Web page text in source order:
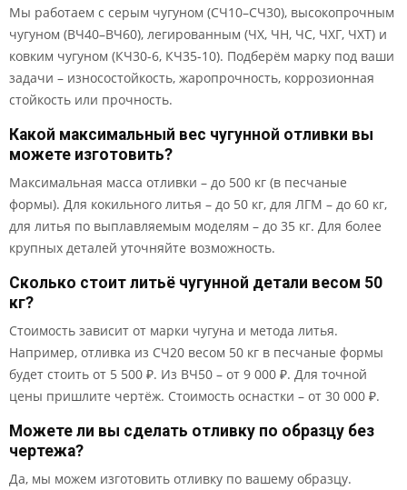
Мы работаем с серым чугуном (СЧ10–СЧ30), высокопрочным
чугуном (ВЧ40–ВЧ60), легированным (ЧХ, ЧН, ЧС, ЧХГ, ЧХТ) и
ковким чугуном (КЧ30-6, КЧ35-10). Подберём марку под ваши
задачи – износостойкость, жаропрочность, коррозионная
стойкость или прочность.
Какой максимальный вес чугунной отливки вы
можете изготовить?
Максимальная масса отливки – до 500 кг (в песчаные
формы). Для кокильного литья – до 50 кг, для ЛГМ – до 60 кг,
для литья по выплавляемым моделям – до 35 кг. Для более
крупных деталей уточняйте возможность.
Сколько стоит литьё чугунной детали весом 50
кг?
Стоимость зависит от марки чугуна и метода литья.
Например, отливка из СЧ20 весом 50 кг в песчаные формы
будет стоить от 5 500 ₽. Из ВЧ50 – от 9 000 ₽. Для точной
цены пришлите чертёж. Стоимость оснастки – от 30 000 ₽.
Можете ли вы сделать отливку по образцу без
чертежа?
Да, мы можем изготовить отливку по вашему образцу.